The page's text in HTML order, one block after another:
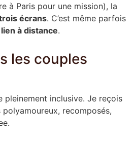
à Paris pour une mission), la
écrans. C’est même parfois
à distance.
les couples
pleinement inclusive. Je reçois
recomposés,